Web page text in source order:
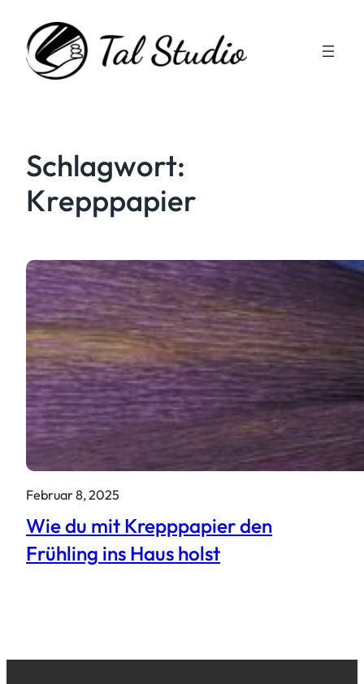
Inhalt
springen
Schlagwort:
Krepppapier
Februar 8, 2025
Wie du mit Krepppapier den
Frühling ins Haus holst